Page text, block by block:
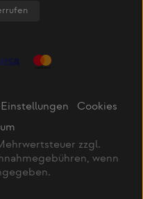
Cookies
zzgl.
wenn